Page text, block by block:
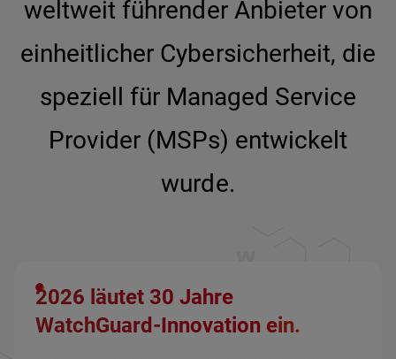
weltweit führender Anbieter von
einheitlicher Cybersicherheit, die
speziell für Managed Service
Provider (MSPs) entwickelt
wurde.
2026 läutet 30 Jahre
WatchGuard-Innovation ein.